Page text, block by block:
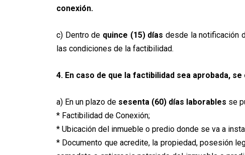
conexión.
c) Dentro de quince (15) días desde la notificación
las condiciones de la factibilidad.
4. En caso de que la factibilidad sea aprobada,
a) En un plazo de sesenta (60) días laborables se
* Factibilidad de Conexión;
* Ubicación del inmueble o predio donde se va a
* Documento que acredite, la propiedad, posesión